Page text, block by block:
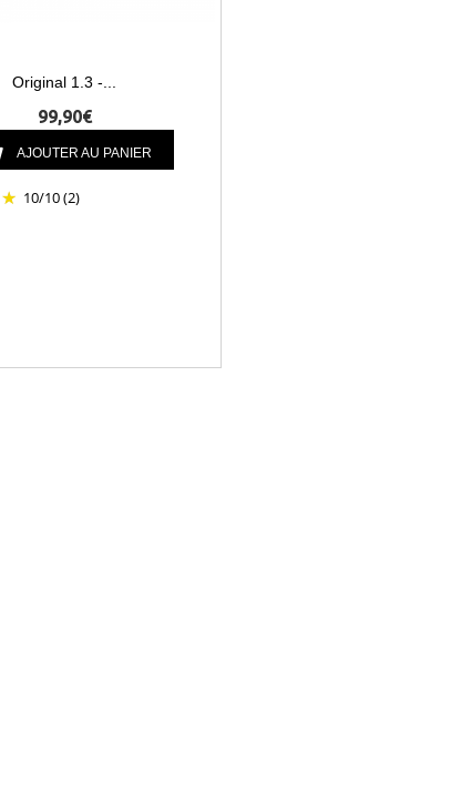
Original 1.3 -...
99,90€
AJOUTER AU PANIER
10/10(2)